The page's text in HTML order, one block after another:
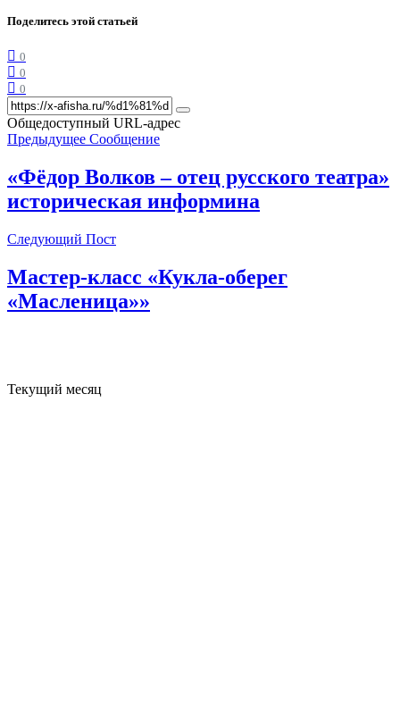
Поделитесь этой статьей
0
0
0
Общедоступный URL-адрес
Предыдущее Сообщение
«Фёдор Волков – отец русского театра»
историческая информина
Следующий Пост
Мастер-класс «Кукла-оберег
«Масленица»»
Текущий месяц